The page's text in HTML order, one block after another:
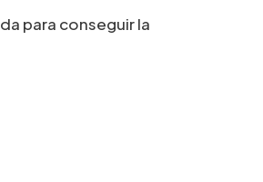
para conseguir la